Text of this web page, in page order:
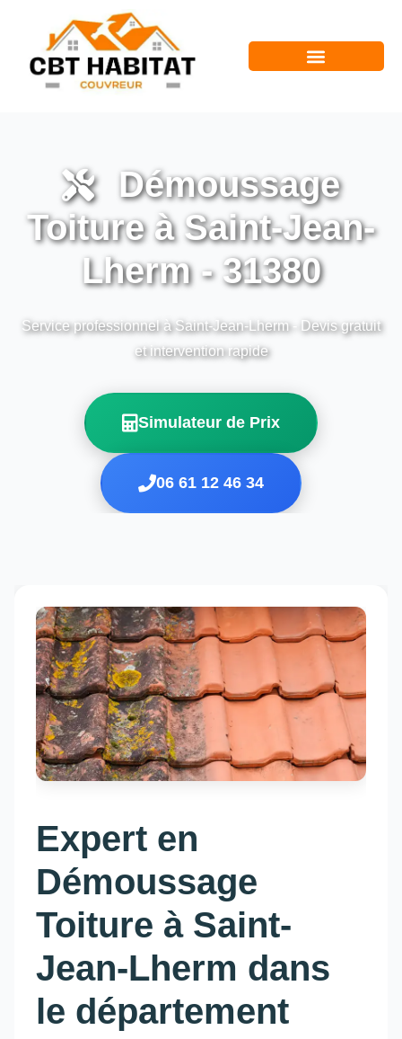
Démoussage
Toiture à Saint-Jean-
Lherm - 31380
Service professionnel à Saint-Jean-Lherm - Devis gratuit
et intervention rapide
Simulateur de Prix
06 61 12 46 34
Expert en
Démoussage
Toiture à Saint-
Jean-Lherm dans
le département